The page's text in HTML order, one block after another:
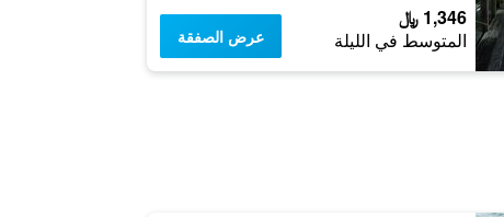
1,346 ﷼
المتوسط في الليلة عرض الصفقة